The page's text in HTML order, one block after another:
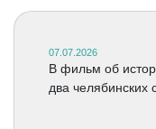
07.07.2026
В фильм об
два челябинских